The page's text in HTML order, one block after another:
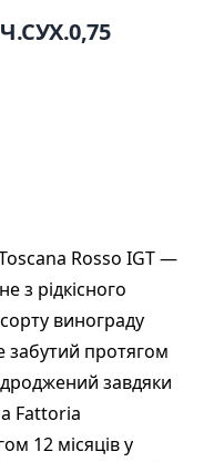
Rosso IGT —
з рідкісного
винограду
забутий протягом
завдяки
Fattoria
12 місяців у